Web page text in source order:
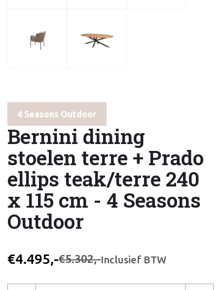
4 Seasons Outdoor
Bernini dining
stoelen terre + Prado
ellips teak/terre 240
x 115 cm - 4 Seasons
Outdoor
€4.495,-€5.302,-Inclusief BTW